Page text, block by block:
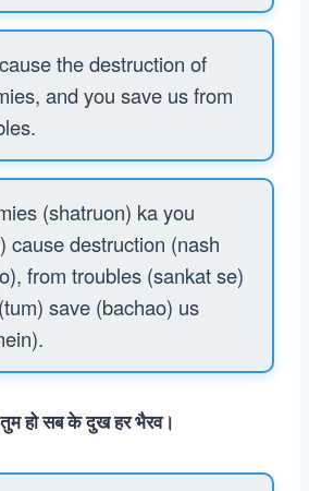
the destruction of
and you save us from
(shatruon) ka you
cause destruction (nash
from troubles (sankat se)
save (bachao) us
तुम हो सब के दुख हर भैरव।